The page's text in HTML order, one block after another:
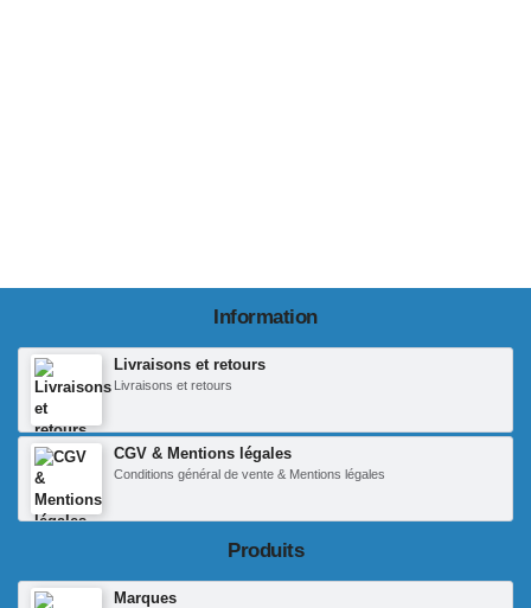
Information
Livraisons et retours
Livraisons et retours
CGV & Mentions légales
Conditions général de vente & Mentions légales
Produits
Marques